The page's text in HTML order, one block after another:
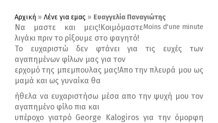
Αρχική » Λένε για εμας » Ευαγγελία Παναγιώτης
Moins d'une minute
Να μαστε και μεις!Κοιμόμαστε
λιγάκι πριν το ρίξουμε στο φαγητό!
Το ευχαριστώ δεν φτάνει για τις ευχές των
αγαπημένων φίλων μας για τον
ερχομό της μπεμπουλας μας!Απο την πλευρά μου ως
μαμά και ως γυναίκα θα
ήθελα να ευχαριστήσω μέσα απο την ψυχή μου τον
αγαπημένο φίλο πια και
υπέροχο γιατρό George Kalogiros για την όμορφη